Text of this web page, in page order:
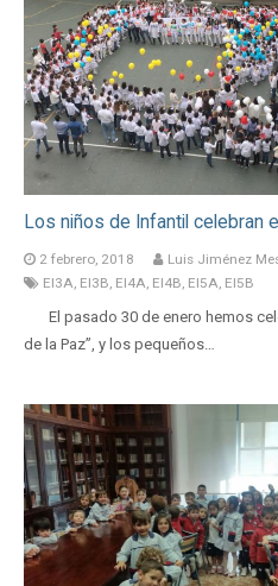
Los niños de Infantil celebran
2 febrero, 2018 Luis Jiménez
EI3A, EI3B, EI4A, EI4B, EI5A, EI5B
El pasado 30 de enero hemos
de la Paz”, y los pequeños…